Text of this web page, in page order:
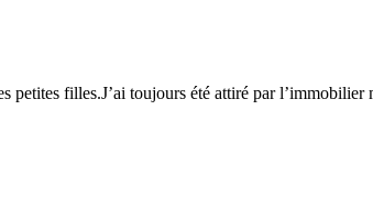
filles.J’ai toujours été attiré par l’immobilier